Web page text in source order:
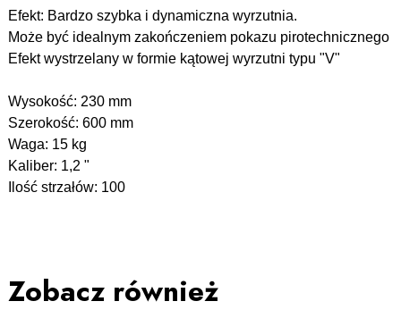
Efekt: Bardzo szybka i dynamiczna wyrzutnia.
Może być idealnym zakończeniem pokazu pirotechnicznego
Efekt wystrzelany w formie kątowej wyrzutni typu "V"
Wysokość: 230 mm
Szerokość: 600 mm
Waga: 15 kg
Kaliber: 1,2 "
Ilość strzałów: 100
Zobacz również